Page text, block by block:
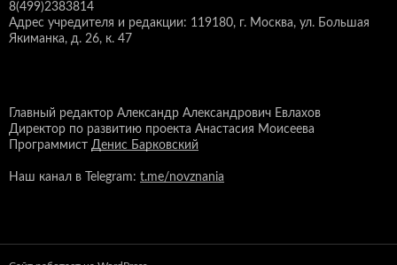
8(499)2383814
Адрес учредителя и редакции: 119180, г. Москва, ул. Большая
Якиманка, д. 26, к. 47
Главный редактор Александр Александрович Евлахов
Директор по развитию проекта Анастасия Моисеева
Программист Денис Барковский
Наш канал в Telegram: t.me/novznania